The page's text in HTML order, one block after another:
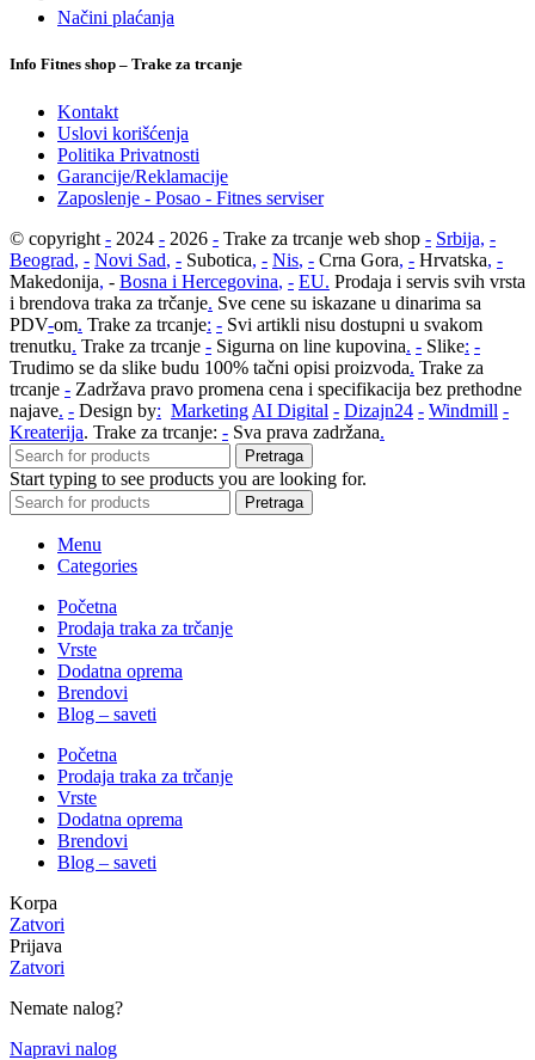
Načini plaćanja
Info Fitnes shop – Trake za trcanje
Kontakt
Uslovi korišćenja
Politika Privatnosti
Garancije/Reklamacije
Zaposlenje - Posao - Fitnes serviser
© copyright - 2024 - 2026 - Trake za trcanje web shop - Srbija, -
Beograd, - Novi Sad, - Subotica, - Nis, - Crna Gora, - Hrvatska, -
Makedonija, - Bosna i Hercegovina, - EU. Prodaja i servis svih vrsta
i brendova traka za trčanje. Sve cene su iskazane u dinarima sa
PDV-om. Trake za trcanje: - Svi artikli nisu dostupni u svakom
trenutku. Trake za trcanje - Sigurna on line kupovina. - Slike: -
Trudimo se da slike budu 100% tačni opisi proizvoda. Trake za
trcanje - Zadržava pravo promena cena i specifikacija bez prethodne
najave. - Design by: Marketing AI Digital - Dizajn24 - Windmill -
Kreaterija. Trake za trcanje: - Sva prava zadržana.
Pretraga
Start typing to see products you are looking for.
Pretraga
Menu
Categories
Početna
Prodaja traka za trčanje
Vrste
Dodatna oprema
Brendovi
Blog – saveti
Početna
Prodaja traka za trčanje
Vrste
Dodatna oprema
Brendovi
Blog – saveti
Korpa
Zatvori
Prijava
Zatvori
Nemate nalog?
Napravi nalog